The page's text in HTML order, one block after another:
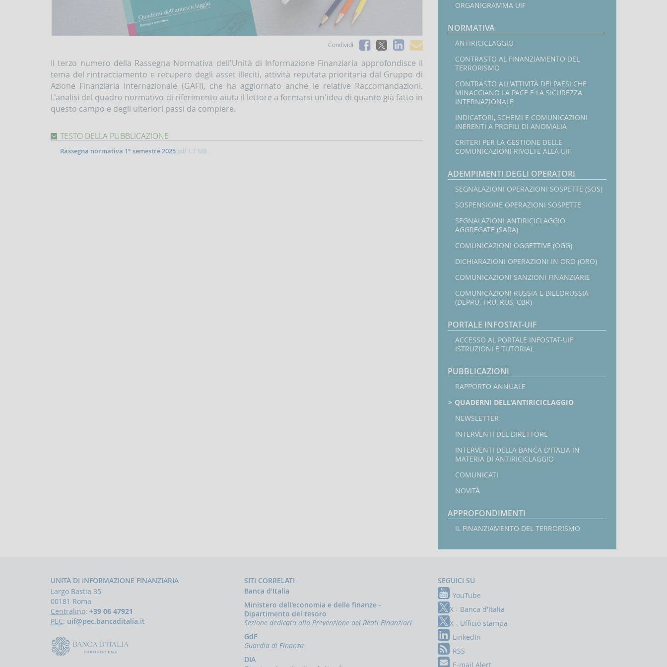
Condividi
Facebook
X
LinkedIn
e-
Il terzo numero della Rassegna Normativa dell'Unità di Informazione Finanziaria approfondisce il
tema del rintracciamento e recupero degli asset illeciti, attività reputata prioritaria dal Gruppo di
Azione Finanziaria Internazionale (GAFI), che ha aggiornato anche le relative Raccomandazioni.
L'analisi del quadro normativo di riferimento aiuta il lettore a formarsi un'idea di quanto già fatto in
questo campo e degli ulteriori passi da compiere.
TESTO DELLA PUBBLICAZIONE
Rassegna normativa 1° semestre 2025 pdf 1.7 MB
2025
ORGANIGRAMMA UIF
NORMATIVA
ANTIRICICLAGGIO
CONTRASTO AL FINANZIAMENTO DEL
TERRORISMO
CONTRASTO ALL'ATTIVITÀ DEI PAESI CHE
MINACCIANO LA PACE E LA SICUREZZA
INTERNAZIONALE
INDICATORI, SCHEMI E COMUNICAZIONI
INERENTI A PROFILI DI ANOMALIA
CRITERI PER LA GESTIONE DELLE
COMUNICAZIONI RIVOLTE ALLA UIF
ADEMPIMENTI DEGLI OPERATORI
SEGNALAZIONI OPERAZIONI SOSPETTE (SOS)
SOSPENSIONE OPERAZIONI SOSPETTE
SEGNALAZIONI ANTIRICICLAGGIO
AGGREGATE (SARA)
COMUNICAZIONI OGGETTIVE (OGG)
DICHIARAZIONI OPERAZIONI IN ORO (ORO)
COMUNICAZIONI SANZIONI FINANZIARIE
COMUNICAZIONI RUSSIA E BIELORUSSIA
(DEPRU, TRU, RUS, CBR)
PORTALE INFOSTAT-UIF
ACCESSO AL PORTALE INFOSTAT-UIF
ISTRUZIONI E TUTORIAL
PUBBLICAZIONI
RAPPORTO ANNUALE
QUADERNI DELL'ANTIRICICLAGGIO
NEWSLETTER
INTERVENTI DEL DIRETTORE
INTERVENTI DELLA BANCA D'ITALIA IN
MATERIA DI ANTIRICICLAGGIO
COMUNICATI
NOVITÀ
APPROFONDIMENTI
IL FINANZIAMENTO DEL TERRORISMO
UNITÀ DI INFORMAZIONE FINANZIARIA
Largo Bastia 35
00181 Roma
Centralino: +39 06 47921
PEC: uif@pec.bancaditalia.it
SITI CORRELATI
Banca d'Italia
Ministero dell'economia e delle finanze -
Dipartimento del tesoro
Sezione dedicata alla Prevenzione dei Reati Finanziari
GdF
Guardia di Finanza
DIA
SEGUICI SU
YouTube
X - Banca d'Italia
X - Ufficio stampa
LinkedIn
RSS
E-mail Alert